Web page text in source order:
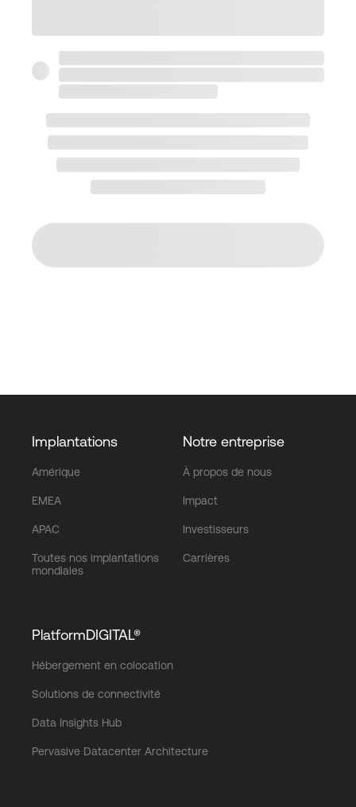
Implantations
Amérique
EMEA
APAC
Toutes nos implantations
mondiales
Notre entreprise
À propos de nous
Impact
Investisseurs
Carrières
PlatformDIGITAL®
Hébergement en colocation
Solutions de connectivité
Data Insights Hub
Pervasive Datacenter Architecture